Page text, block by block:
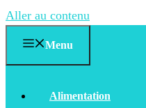
Aller au contenu
Menu
Alimentation